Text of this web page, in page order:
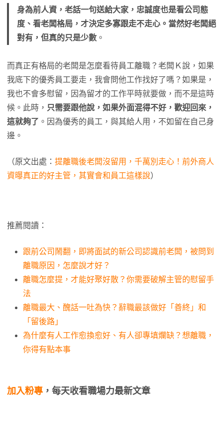
身為前人資，老話一句送給大家，忠誠度也是看公司態
度、看老闆格局，才決定多寡跟走不走心。當然好老闆絕
對有，但真的只是少數 。
而真正有格局的老闆是怎麼看待員工離職？老闆Ｋ說，如果
我底下的優秀員工要走，我會問他工作找好了嗎？如果是，
我也不會多慰留，因為留才的工作平時就要做，而不是這時
候。此時， 只需要跟他說，如果外面混得不好，歡迎回來，
這就夠了 。因為優秀的員工，與其給人用，不如留在自己身
邊。
（原文出處： 提離職後老闆沒留用，千萬別走心！前外商人
資曝真正的好主管，其實會和員工這樣說）
推薦閱讀：
跟前公司鬧翻，即將面試的新公司認識前老闆，被問到
離職原因，怎麼說才好？
離職怎麼提，才能好聚好散？你需要破解主管的慰留手
法
離職最大、醜話一吐為快？辭職最該做好「善終」和
「留後路」
為什麼有人工作愈換愈好、有人卻專填爛缺？想離職，
你得有點本事
加入粉專 ，每天收看職場力最新文章